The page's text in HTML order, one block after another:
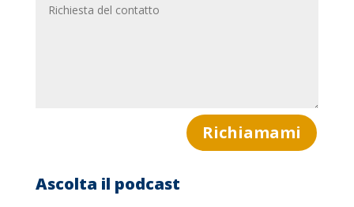
Richiamami
Ascolta il podcast